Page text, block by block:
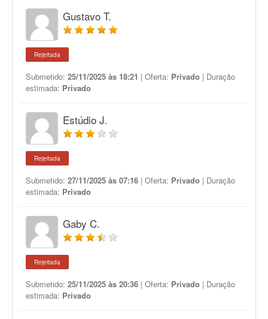
Gustavo T.
Rejeitada
Submetido: 25/11/2025 às 18:21 | Oferta: Privado | Duração
estimada: Privado
Estúdio J.
Rejeitada
Submetido: 27/11/2025 às 07:16 | Oferta: Privado | Duração
estimada: Privado
Gaby C.
Rejeitada
Submetido: 25/11/2025 às 20:36 | Oferta: Privado | Duração
estimada: Privado